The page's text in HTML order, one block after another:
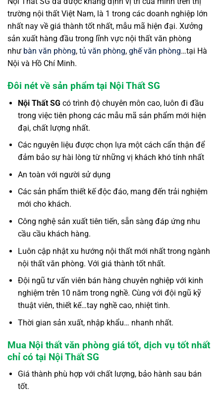
trường nội thất Việt Nam, là 1 trong các doanh nghiệp lớn
nhất nay về giá thành tốt nhất, mẫu mã hiện đại. Xưởng
sản xuất hàng đầu trong lĩnh vực nội thất văn phòng
như bàn văn phòng, tủ văn phòng, ghế văn phòng…tại Hà
Nội và Hồ Chí Minh.
Đôi nét về sản phẩm tại Nội Thất SG
Nội Thất SG có trình độ chuyên môn cao, luôn đi đầu
trong việc tiên phong các mẫu mã sản phẩm mới hiện
đại, chất lượng nhất.
Các nguyên liệu được chọn lựa một cách cẩn thận để
đảm bảo sự hài lòng từ những vị khách khó tính nhất
An toàn với người sử dụng
Các sản phẩm thiết kế độc đáo, mang đến trải nghiệm
mới cho khách.
Công nghệ sản xuất tiên tiến, sẵn sàng đáp ứng nhu
cầu cầu khách hàng.
Luôn cập nhật xu hướng nội thất mới nhất trong ngành
nội thất văn phòng. Với giá thành tốt nhất.
Đội ngũ tư vấn viên bán hàng chuyên nghiệp với kinh
nghiệm trên 10 năm trong nghề. Cùng với đội ngũ kỹ
thuật viên, thiết kế…tay nghề cao, nhiệt tình.
Thời gian sản xuất, nhập khẩu… nhanh nhất.
Mua Nội thất văn phòng giá tốt, dịch vụ tốt nhất
chỉ có tại Nội Thất SG
Giá thành phù hợp với chất lượng, bảo hành sau bán
tốt.